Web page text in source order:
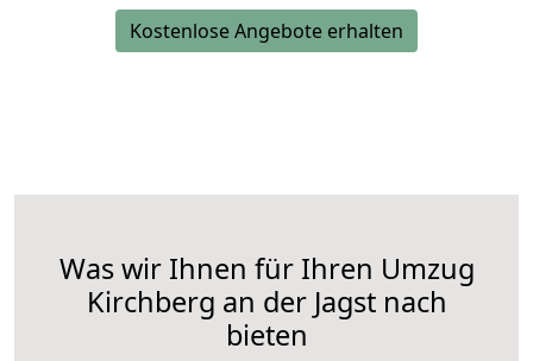
Kostenlose Angebote erhalten
Was wir Ihnen für Ihren Umzug
Kirchberg an der Jagst nach
bieten